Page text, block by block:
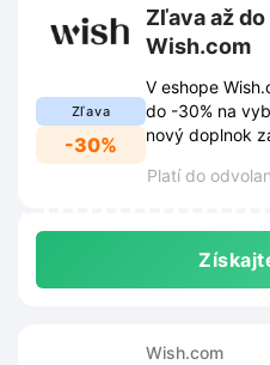
Zľava
-30%
Zľava až
Wish.com
V eshope
do -30% na
nový doplnok
Platí do
Wish.com